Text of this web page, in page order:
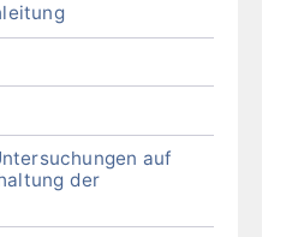
auf
der